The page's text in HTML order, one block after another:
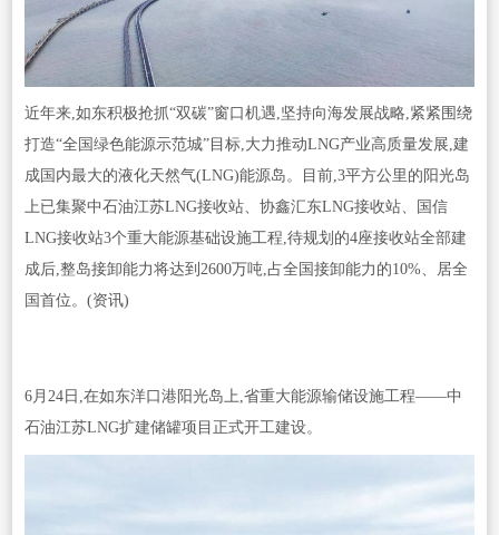
近年来,如东积极抢抓“双碳”窗口机遇,坚持向海发展战略,紧紧围绕
打造“全国绿色能源示范城”目标,大力推动LNG产业高质量发展,建
成国内最大的液化天然气(LNG)能源岛。目前,3平方公里的阳光岛
上已集聚中石油江苏LNG接收站、协鑫汇东LNG接收站、国信
LNG接收站3个重大能源基础设施工程,待规划的4座接收站全部建
成后,整岛接卸能力将达到2600万吨,占全国接卸能力的10%、居全
国首位。(资讯)
6月24日,在如东洋口港阳光岛上,省重大能源输储设施工程——中
石油江苏LNG扩建储罐项目正式开工建设。